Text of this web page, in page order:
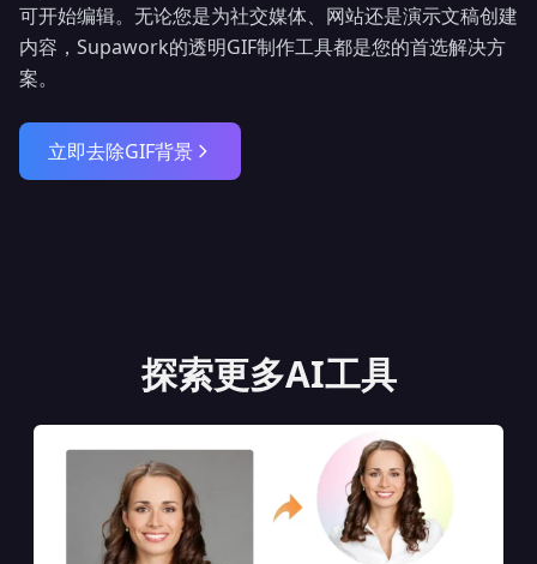
可开始编辑。无论您是为社交媒体、网站还是演示文稿创建
内容，Supawork的透明GIF制作工具都是您的首选解决方
案。
立即去除GIF背景
探索更多AI工具
🎬
Seedance 2.0
更快速度 超高清 无限可能
体验这场变革